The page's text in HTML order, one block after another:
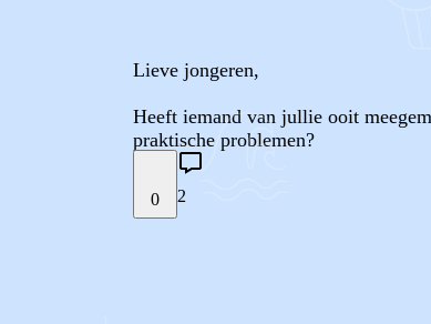
Lieve jongeren,
Heeft iemand van jullie ooit
praktische problemen?
0 2